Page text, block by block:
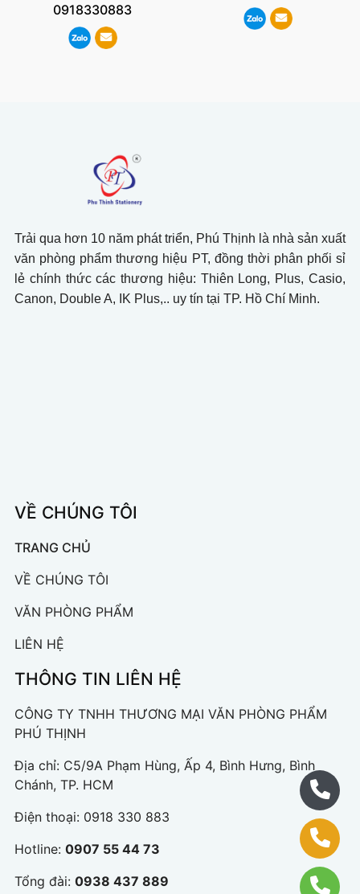
0918330883
Trải qua hơn 10 năm phát triển, Phú Thịnh là nhà sản xuất
văn phòng phẩm thương hiệu PT, đồng thời phân phối sỉ
lẻ chính thức các thương hiệu: Thiên Long, Plus, Casio,
Canon, Double A, IK Plus,.. uy tín tại TP. Hồ Chí Minh.
VỀ CHÚNG TÔI
TRANG CHỦ
VỀ CHÚNG TÔI
VĂN PHÒNG PHẨM
LIÊN HỆ
THÔNG TIN LIÊN HỆ
CÔNG TY TNHH THƯƠNG MẠI VĂN PHÒNG PHẨM
PHÚ THỊNH
Địa chỉ: C5/9A Phạm Hùng, Ấp 4, Bình Hưng, Bình
Chánh, TP. HCM
Điện thoại: 0918 330 883
Hotline: 0907 55 44 73
Tổng đài: 0938 437 889